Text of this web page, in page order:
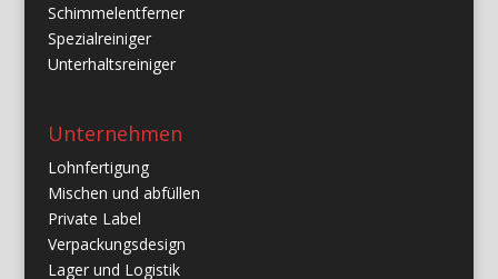
Schimmelentferner
Spezialreiniger
Unterhaltsreiniger
Unternehmen
Lohnfertigung
Mischen und abfüllen
Private Label
Verpackungsdesign
Lager und Logistik